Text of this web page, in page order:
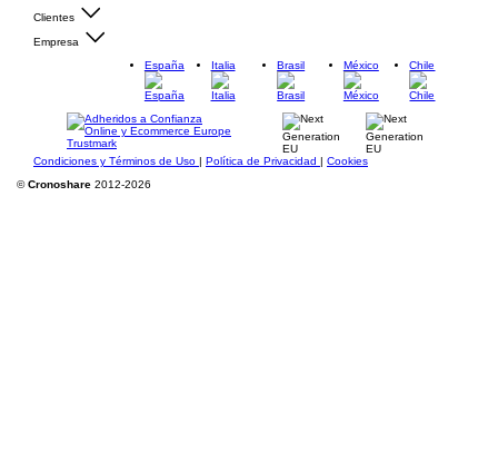
Clientes
Empresa
España
Italia Brasil México Chile
Condiciones y Términos de Uso | Política de Privacidad | Cookies
©Cronoshare 2012-2026